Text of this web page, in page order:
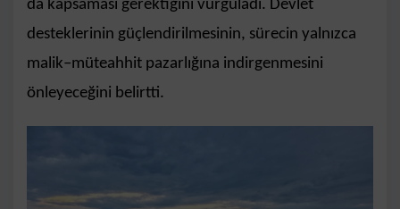
da kapsaması gerektiğini vurguladı. Devlet
desteklerinin güçlendirilmesinin, sürecin yalnızca
malik–müteahhit pazarlığına indirgenmesini
önleyeceğini belirtti.